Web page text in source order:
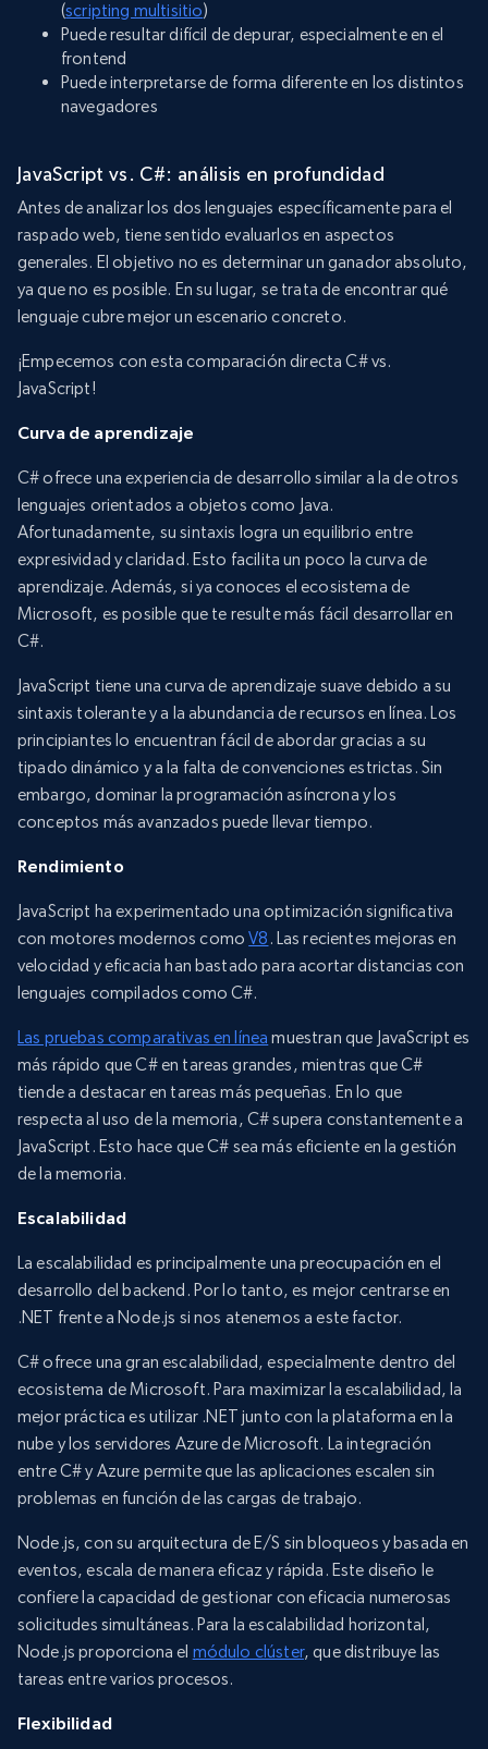
(scripting multisitio)
Puede resultar difícil de depurar, especialmente en el
frontend
Puede interpretarse de forma diferente en los distintos
navegadores
JavaScript vs. C#: análisis en profundidad
Antes de analizar los dos lenguajes específicamente para el
raspado web, tiene sentido evaluarlos en aspectos
generales. El objetivo no es determinar un ganador absoluto,
ya que no es posible. En su lugar, se trata de encontrar qué
lenguaje cubre mejor un escenario concreto.
¡Empecemos con esta comparación directa C# vs.
JavaScript!
Curva de aprendizaje
C# ofrece una experiencia de desarrollo similar a la de otros
lenguajes orientados a objetos como Java.
Afortunadamente, su sintaxis logra un equilibrio entre
expresividad y claridad. Esto facilita un poco la curva de
aprendizaje. Además, si ya conoces el ecosistema de
Microsoft, es posible que te resulte más fácil desarrollar en
C#.
JavaScript tiene una curva de aprendizaje suave debido a su
sintaxis tolerante y a la abundancia de recursos en línea. Los
principiantes lo encuentran fácil de abordar gracias a su
tipado dinámico y a la falta de convenciones estrictas. Sin
embargo, dominar la programación asíncrona y los
conceptos más avanzados puede llevar tiempo.
Rendimiento
JavaScript ha experimentado una optimización significativa
con motores modernos comoV8 . Las recientes mejoras en
velocidad y eficacia han bastado para acortar distancias con
lenguajes compilados como C#.
Las pruebas comparativas en línea muestran que JavaScript es
más rápido que C# en tareas grandes, mientras que C#
tiende a destacar en tareas más pequeñas. En lo que
respecta al uso de la memoria, C# supera constantemente a
JavaScript. Esto hace que C# sea más eficiente en la gestión
de la memoria.
Escalabilidad
La escalabilidad es principalmente una preocupación en el
desarrollo del backend. Por lo tanto, es mejor centrarse en
.NET frente a Node.js si nos atenemos a este factor.
C# ofrece una gran escalabilidad, especialmente dentro del
ecosistema de Microsoft. Para maximizar la escalabilidad, la
mejor práctica es utilizar .NET junto con la plataforma en la
nube y los servidores Azure de Microsoft. La integración
entre C# y Azure permite que las aplicaciones escalen sin
problemas en función de las cargas de trabajo.
Node.js, con su arquitectura de E/S sin bloqueos y basada en
eventos, escala de manera eficaz y rápida. Este diseño le
confiere la capacidad de gestionar con eficacia numerosas
solicitudes simultáneas. Para la escalabilidad horizontal,
Node.js proporciona el módulo clúster, que distribuye las
tareas entre varios procesos.
Flexibilidad